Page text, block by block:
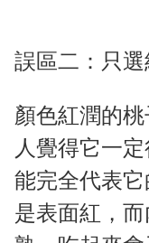
誤區二：只
顏色紅潤的
人覺得它一
能完全代表
是表面紅，